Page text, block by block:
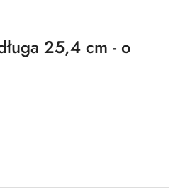
25,4 cm - o